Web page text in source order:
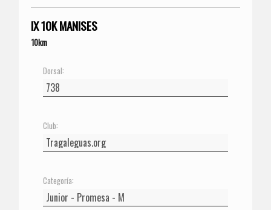
IX 10K MANISES
10km
Dorsal:
Club:
Categoría: